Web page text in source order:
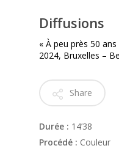
Diffusions
« À peu près 50 ans
2024, Bruxelles –
Share
Durée : 14’38
Procédé : Couleur